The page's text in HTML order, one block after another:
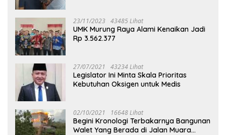
23/11/2023 43485 Lihat
UMK Murung Raya Alami Kenaikan Jadi
Rp 3.562.377
27/07/2021 43234 Lihat
Legislator Ini Minta Skala Prioritas
Kebutuhan Oksigen untuk Medis
02/10/2021 16648 Lihat
Begini Kronologi Terbakarnya Bangunan
Walet Yang Berada di Jalan Muara